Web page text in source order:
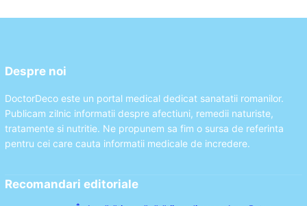
Despre noi
DoctorDeco este un portal medical dedicat sanatatii romanilor.
Publicam zilnic informatii despre afectiuni, remedii naturiste,
tratamente si nutritie. Ne propunem sa fim o sursa de referinta
pentru cei care cauta informatii medicale de incredere.
Recomandari editoriale